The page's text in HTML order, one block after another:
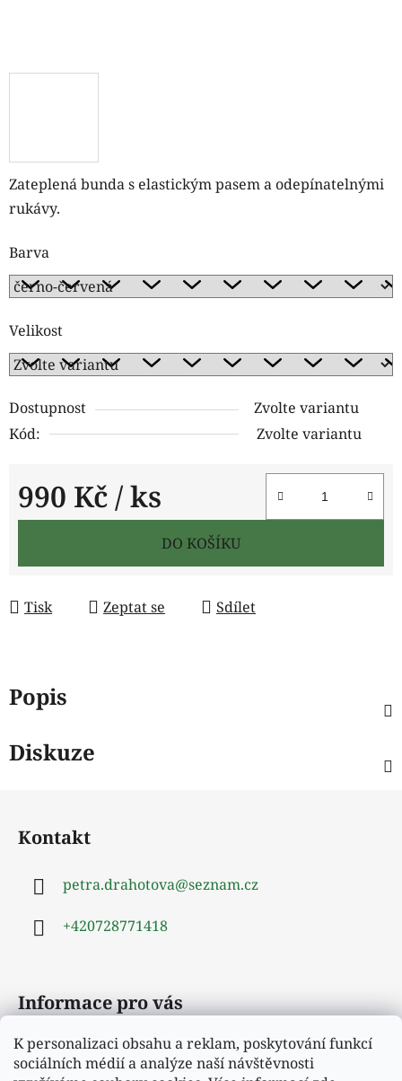
K personalizaci obsahu a reklam, poskytování funkcí
sociálních médií a analýze naší návštěvnosti
Zateplená bunda s elastickým pasem a odepínatelnými
rukávy.
Barva
Velikost
Dostupnost
Zvolte variantu
Kód:
Zvolte variantu
990 Kč / ks
Měrná cena:
DO KOŠÍKU
Tisk Zeptat se Sdílet
Popis
Diskuze
Kontakt
petra.drahotova@seznam.cz
+420728771418
Informace pro vás
Obchodní podmínky
Podmínky ochrany osobních údajů